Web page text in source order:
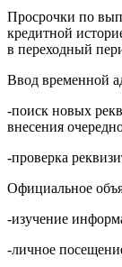
Просрочки по
кредитной
в переходный
Ввод временной
-поиск новых
внесения
-проверка
Официальное
-изучение
-личное